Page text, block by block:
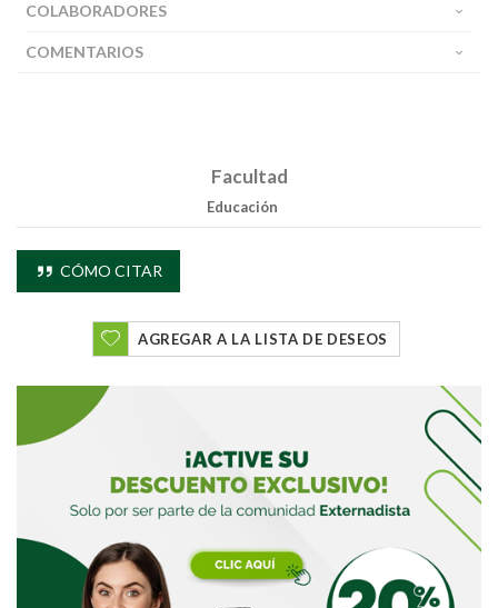
Buscar
Buscar
COLABORADORES
COMENTARIOS
Facultad
Educación
CÓMO CITAR
AGREGAR A LA LISTA DE DESEOS